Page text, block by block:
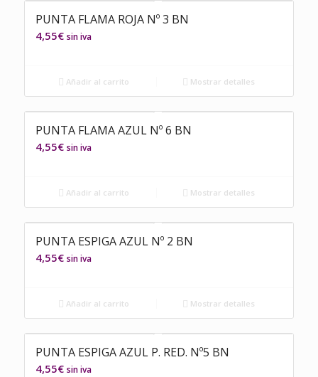
PUNTA FLAMA ROJA Nº 3 BN
4,55€ sin iva
Añadir al carrito Mostrar detalles
PUNTA FLAMA AZUL Nº 6 BN
4,55€ sin iva
Añadir al carrito Mostrar detalles
PUNTA ESPIGA AZUL Nº 2 BN
4,55€ sin iva
Añadir al carrito Mostrar detalles
PUNTA ESPIGA AZUL P. RED. Nº5 BN
4,55€ sin iva